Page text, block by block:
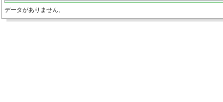
データがありません。